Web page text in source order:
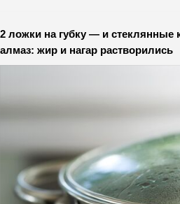
2 ложки на губку — и стеклянные
алмаз: жир и нагар растворились